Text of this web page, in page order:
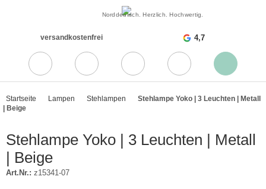
Norddeutsch. Herzlich. Hochwertig.
versandkostenfrei 4,7
Startseite Lampen Stehlampen
Stehlampe Yoko | 3 Leuchten | Metall
| Beige
Stehlampe Yoko | 3 Leuchten | Metall
| Beige
Art.Nr.: z15341-07